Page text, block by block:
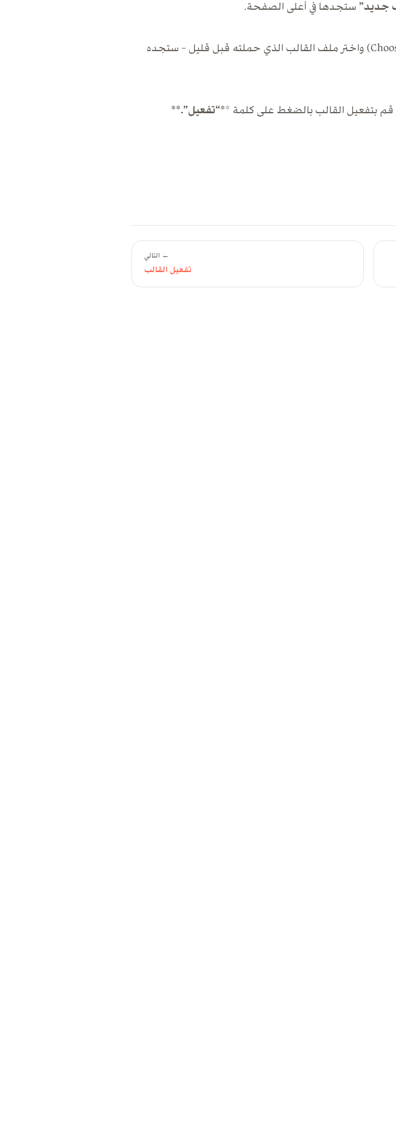
جديد” ستجدها في أعلى الصفحة.
اضغط على كلمة استعرض (Browse) أو (Choose file) واختر ملف القالب الذي حملته قبل قليل – ستجده
بتفعيل القالب بالضغط على كلمة **“تفعيل”.**
← التالي
تفعيل القالب